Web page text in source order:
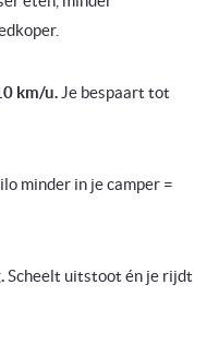
km/u. Je bespaart tot
minder in je camper =
Scheelt uitstoot én je rijdt